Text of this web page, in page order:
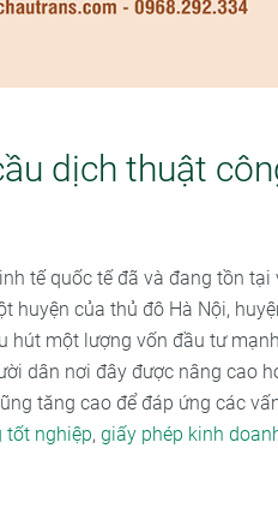
dịch thuật
tế quốc tế đã và đang tồn
huyện của thủ đô Hà Nội,
hút một lượng vốn đầu tư
dân nơi đây được nâng cao
tăng cao để đáp ứng các
tốt nghiệp, giấy phép kinh